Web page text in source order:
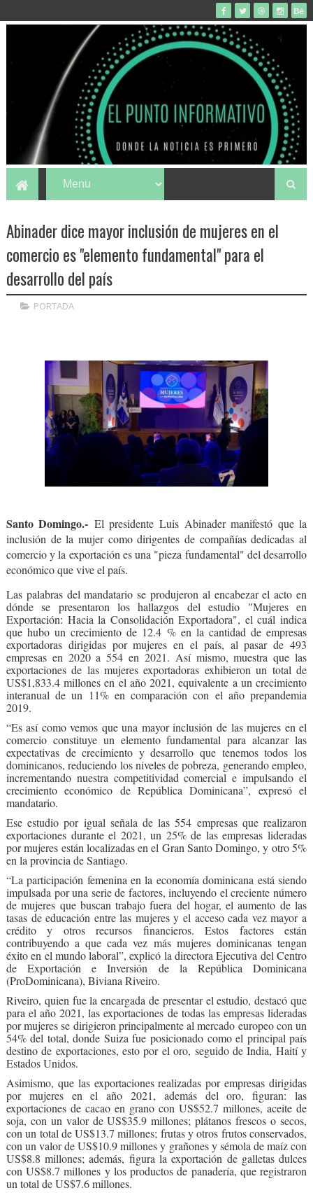
Abinader dice mayor inclusión de mujeres en el
comercio es "elemento fundamental" para el
desarrollo del país
PORTADA
Santo Domingo.- El presidente Luis Abinader manifestó que la
inclusión de la mujer como dirigentes de compañías dedicadas al
comercio y la exportación es una "pieza fundamental" del desarrollo
económico que vive el país.
Las palabras del mandatario se produjeron al encabezar el acto en
dónde se presentaron los hallazgos del estudio "Mujeres en
Exportación: Hacia la Consolidación Exportadora", el cuál indica
que hubo un crecimiento de 12.4 % en la cantidad de empresas
exportadoras dirigidas por mujeres en el país, al pasar de 493
empresas en 2020 a 554 en 2021. Así mismo, muestra que las
exportaciones de las mujeres exportadoras exhibieron un total de
US$1,833.4 millones en el año 2021, equivalente a un crecimiento
interanual de un 11% en comparación con el año prepandemia
2019.
“Es así como vemos que una mayor inclusión de las mujeres en el
comercio constituye un elemento fundamental para alcanzar las
expectativas de crecimiento y desarrollo que tenemos todos los
dominicanos, reduciendo los niveles de pobreza, generando empleo,
incrementando nuestra competitividad comercial e impulsando el
crecimiento económico de República Dominicana”, expresó el
mandatario.
Ese estudio por igual señala de las 554 empresas que realizaron
exportaciones durante el 2021, un 25% de las empresas lideradas
por mujeres están localizadas en el Gran Santo Domingo, y otro 5%
en la provincia de Santiago.
“La participación femenina en la economía dominicana está siendo
impulsada por una serie de factores, incluyendo el creciente número
de mujeres que buscan trabajo fuera del hogar, el aumento de las
tasas de educación entre las mujeres y el acceso cada vez mayor a
crédito y otros recursos financieros. Estos factores están
contribuyendo a que cada vez más mujeres dominicanas tengan
éxito en el mundo laboral”, explicó la directora Ejecutiva del Centro
de Exportación e Inversión de la República Dominicana
(ProDominicana), Biviana Riveiro.
Riveiro, quien fue la encargada de presentar el estudio, destacó que
para el año 2021, las exportaciones de todas las empresas lideradas
por mujeres se dirigieron principalmente al mercado europeo con un
54% del total, donde Suiza fue posicionado como el principal país
destino de exportaciones, esto por el oro, seguido de India, Haití y
Estados Unidos.
Asimismo, que las exportaciones realizadas por empresas dirigidas
por mujeres en el año 2021, además del oro, figuran: las
exportaciones de cacao en grano con US$52.7 millones, aceite de
soja, con un valor de US$35.9 millones; plátanos frescos o secos,
con un total de US$13.7 millones; frutas y otros frutos conservados,
con un valor de US$10.9 millones y grañones y sémola de maíz con
US$8.8 millones; además, figura la exportación de galletas dulces
con US$8.7 millones y los productos de panadería, que registraron
un total de US$7.6 millones.